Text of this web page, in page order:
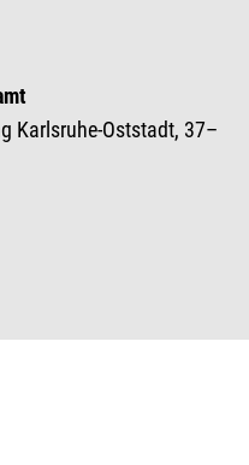
Karlsruhe-Oststadt, 37–